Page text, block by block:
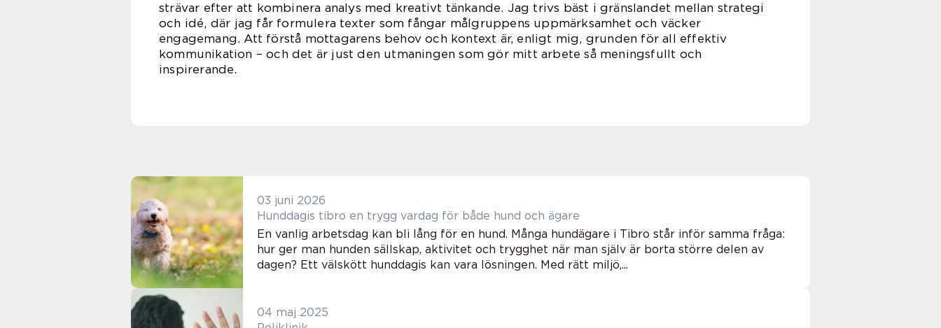
strävar efter att kombinera analys med kreativt tänkande. Jag trivs bäst i gränslandet mellan strategi
och idé, där jag får formulera texter som fångar målgruppens uppmärksamhet och väcker
engagemang. Att förstå mottagarens behov och kontext är, enligt mig, grunden för all effektiv
kommunikation – och det är just den utmaningen som gör mitt arbete så meningsfullt och
inspirerande.
03 juni 2026
Hunddagis tibro en trygg vardag för både hund och ägare
En vanlig arbetsdag kan bli lång för en hund. Många hundägare i Tibro står inför samma fråga:
hur ger man hunden sällskap, aktivitet och trygghet när man själv är borta större delen av
dagen? Ett välskött hunddagis kan vara lösningen. Med rätt miljö,...
04 maj 2025